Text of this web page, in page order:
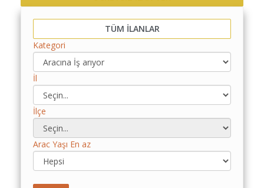
Maliyet
Yemek
Maliyet
Hesaplama
Kredili
Maliyet
Hesaplama
TÜM İLANLAR
Kategori
İl
İlçe
Arac Yaşı En az